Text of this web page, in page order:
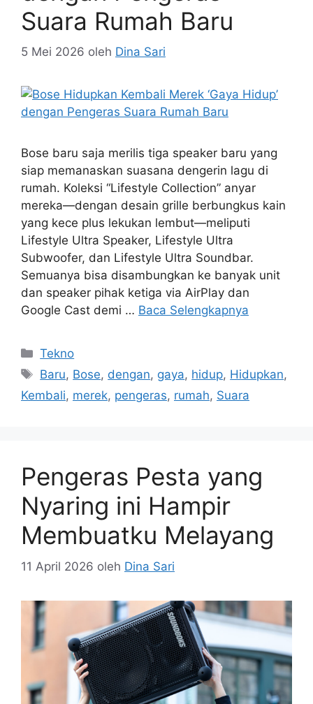
Suara Rumah Baru
5 Mei 2026 oleh Dina Sari
Bose baru saja merilis tiga speaker baru yang
siap memanaskan suasana dengerin lagu di
rumah. Koleksi “Lifestyle Collection” anyar
mereka—dengan desain grille berbungkus kain
yang kece plus lekukan lembut—meliputi
Lifestyle Ultra Speaker, Lifestyle Ultra
Subwoofer, dan Lifestyle Ultra Soundbar.
Semuanya bisa disambungkan ke banyak unit
dan speaker pihak ketiga via AirPlay dan
Google Cast demi … Baca Selengkapnya
Kategori
Tekno
Tag
Baru, Bose, dengan, gaya, hidup, Hidupkan,
Kembali, merek, pengeras, rumah, Suara
Pengeras Pesta yang
Nyaring ini Hampir
Membuatku Melayang
11 April 2026 oleh Dina Sari